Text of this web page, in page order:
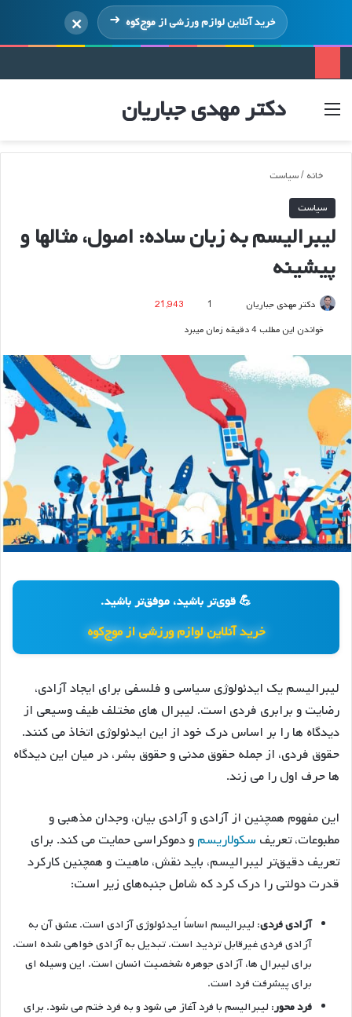
خرید آنلاین لوازم ورزشی ازموج‌کوه ×
دکتر مهدی جباریان منو ورود
خانه /سیاست
سیاست
لیبرالیسم به زبان ساده: اصول، مثالها و
پیشینه
دکتر مهدی جباریان 1
21,943
خواندن این مطلب 4 دقیقه زمان میبرد
💪 قوی‌تر باشید، موفق‌تر باشید.
خرید آنلاین لوازم ورزشی از موج‌کوه
لیبرالیسم یک ایدئولوژی سیاسی و فلسفی برای ایجاد آزادی،
رضایت و برابری فردی است. لیبرال های مختلف طیف وسیعی از
دیدگاه ها را بر اساس درک خود از این ایدئولوژی اتخاذ می کنند.
حقوق فردی، از جمله حقوق مدنی و حقوق بشر، در میان این دیدگاه
ها حرف اول را می زند.
این مفهوم همچنین از آزادی و آزادی بیان، وجدان مذهبی و
مطبوعات، تعریف سکولاریسمو دموکراسی حمایت می کند. برای
تعریف دقیق‌تر لیبرالیسم، باید نقش، ماهیت و همچنین کارکرد
قدرت دولتی را درک کرد که شامل جنبه‌های زیر است:
آزادی فردی: لیبرالیسم اساساً ایدئولوژی آزادی است. عشق آن به
آزادی فردی غیرقابل تردید است. تبدیل به آزادی خواهی شده است.
برای لیبرال ها، آزادی جوهره شخصیت انسان است. این وسیله ای
برای پیشرفت فرد است.
فرد محور: لیبرالیسم با فرد آغاز می شود و به فرد ختم می شود. برای